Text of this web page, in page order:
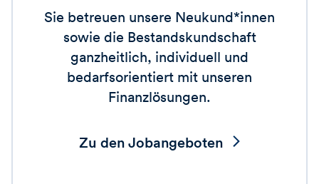
Sie betreuen unsere Neukund*innen
sowie die Bestandskundschaft
ganzheitlich, individuell und
bedarfsorientiert mit unseren
Finanzlösungen.
Zu den Jobangeboten